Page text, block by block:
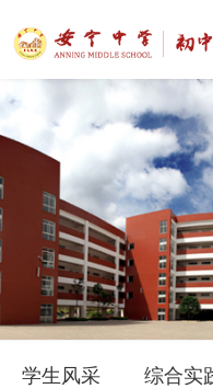
学生风采 综合实